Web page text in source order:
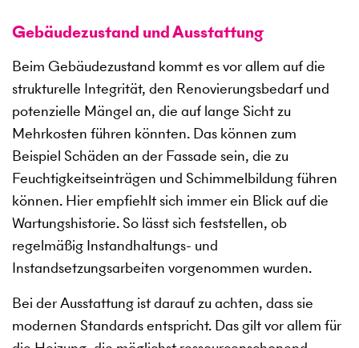
Gebäudezustand und Ausstattung
Beim Gebäudezustand kommt es vor allem auf die
strukturelle Integrität, den Renovierungsbedarf und
potenzielle Mängel an, die auf lange Sicht zu
Mehrkosten führen könnten. Das können zum
Beispiel Schäden an der Fassade sein, die zu
Feuchtigkeitseinträgen und Schimmelbildung führen
können. Hier empfiehlt sich immer ein Blick auf die
Wartungshistorie. So lässt sich feststellen, ob
regelmäßig Instandhaltungs- und
Instandsetzungsarbeiten vorgenommen wurden.
Bei der Ausstattung ist darauf zu achten, dass sie
modernen Standards entspricht. Das gilt vor allem für